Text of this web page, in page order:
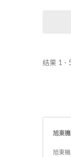
主要糖
结果 1 -
旭東
旭東